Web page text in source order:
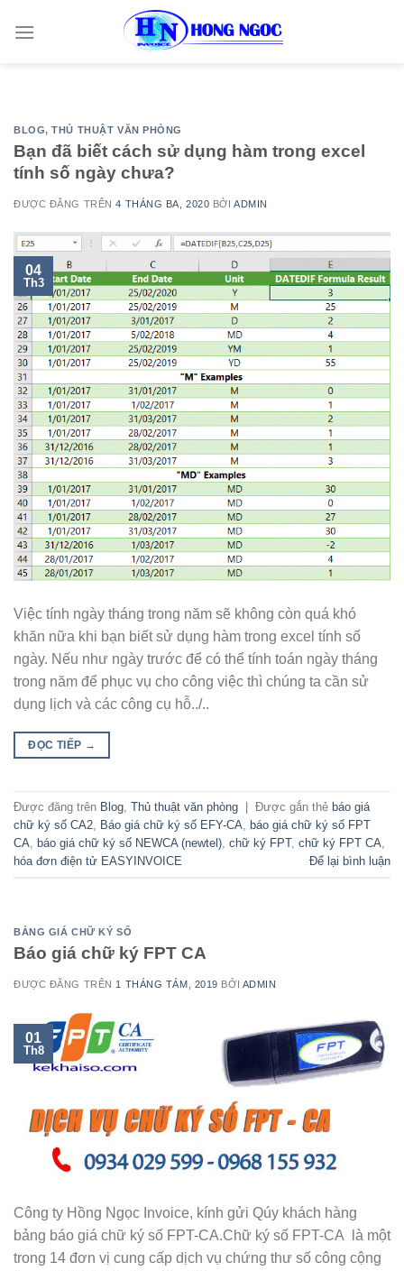
BLOG,THỦ THUẬT VĂN PHÒNG
Bạn đã biết cách sử dụng hàm trong excel
tính số ngày chưa?
ĐƯỢC ĐĂNG TRÊN4 THÁNG BA, 2020 BỞIADMIN
04
Th3
Việc tính ngày tháng trong năm sẽ không còn quá khó
khăn nữa khi bạn biết sử dụng hàm trong excel tính số
ngày. Nếu như ngày trước để có thể tính toán ngày tháng
trong năm để phục vụ cho công việc thì chúng ta cần sử
dụng lịch và các công cụ hỗ../..
ĐỌC TIẾP →
Được đăng trên Blog Thủ thuật văn phòng | Được gắn thẻ báo giá
chữ ký số CA2 Báo giá chữ ký số EFY-CA báo giá chữ ký số FPT
CA báo giá chữ ký số NEWCA (newtel) chữ ký FPT, chữ ký FPT CA
hóa đơn điện tử EASYINVOICE
Để lại bình luận
BẢNG GIÁ CHỮ KÝ SỐ
Báo giá chữ ký FPT CA
ĐƯỢC ĐĂNG TRÊN 1 THÁNG TÁM, 2019 BỞI ADMIN
01
Th8
Công ty Hồng Ngọc Invoice, kính gửi Qúy khách hàng
bảng báo giá chữ ký số FPT-CA.Chữ ký số FPT-CA là một
trong 14 đơn vị cung cấp dịch vụ chứng thư số công cộng